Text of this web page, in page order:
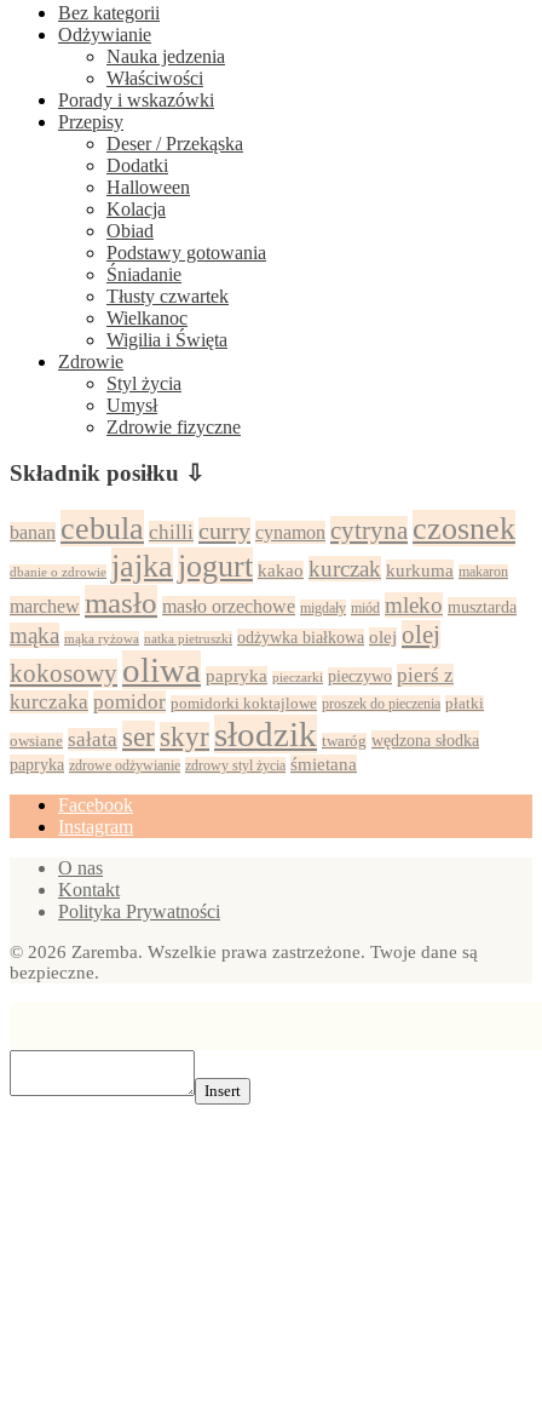
Bez kategorii
Odżywianie
Nauka jedzenia
Właściwości
Porady i wskazówki
Przepisy
Deser / Przekąska
Dodatki
Halloween
Kolacja
Obiad
Podstawy gotowania
Śniadanie
Tłusty czwartek
Wielkanoc
Wigilia i Święta
Zdrowie
Styl życia
Umysł
Zdrowie fizyczne
Składnik posiłku ⇩
banan cebula chilli curry cynamon cytryna czosnek
dbanie o zdrowie jajka jogurt kakao kurczak kurkuma makaron
marchew masło masło orzechowe migdały miód mleko musztarda
mąka mąka ryżowa natka pietruszki odżywka białkowa olej olej
kokosowy oliwa papryka pieczarki pieczywo pierś z
kurczaka pomidor pomidorki koktajlowe proszek do pieczenia płatki
owsiane sałata ser skyr słodzik twaróg wędzona słodka
papryka zdrowe odżywianie zdrowy styl życia śmietana
Facebook
Instagram
O nas
Kontakt
Polityka Prywatności
© 2026 Zaremba. Wszelkie prawa zastrzeżone. Twoje dane są
bezpieczne.
Insert